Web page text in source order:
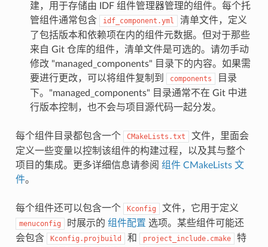
建，用于存储由 IDF 组件管理器管理的组件。每个托
管组件通常包含
idf_component.yml
清单文件，定义
了包括版本和依赖项在内的组件元数据。但对于那些
来自 Git 仓库的组件，清单文件是可选的。请勿手动
修改 "managed_components" 目录下的内容。如果需
要进行更改，可以将组件复制到
components
目录
下。"managed_components" 目录通常不在 Git 中进
行版本控制，也不会与项目源代码一起分发。
每个组件目录都包含一个 CMakeLists.txt
文件，里面会
定义一些变量以控制该组件的构建过程，以及其与整个
项目的集成。更多详细信息请参阅 组件 CMakeLists 文
件。
每个组件还可以包含一个 Kconfig 文件，它用于定义
menuconfig 时展示的 组件配置 选项。某些组件可能还
会包含
Kconfig.projbuild 和 project_include.cmake
特